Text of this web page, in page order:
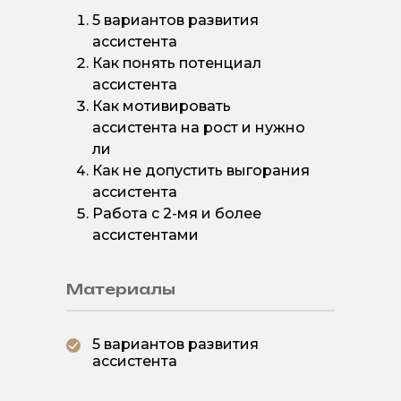
Материалы
5 вариантов развития
ассистента
Как понять потенциал
ассистента
Как мотивировать
ассистента на рост и нужно
ли
Как не допустить выгорания
ассистента
Работа с 2-мя и более
ассистентами
5 вариантов развития
ассистента